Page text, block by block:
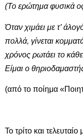
(Το ερώτημα φυσικά
Όταν χιμάει με τ’
πολλά, γίνεται
χρόνος ρωτάει το
Είμαι ο
(από το ποίημα
Το τρίτο και